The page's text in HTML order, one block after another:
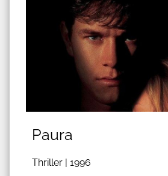
Paura
Thriller | 1996